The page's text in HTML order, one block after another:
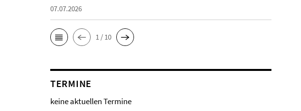
07.07.2026
1 / 10
TERMINE
keine aktuellen Termine